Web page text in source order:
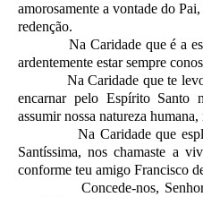
amorosamente a vontade do
redenção.
Na Caridade que é a
ardentemente estar sempre
Na Caridade que te levou
encarnar pelo Espírito
assumir nossa natureza
Na Caridade que
Santíssima, nos chamaste a
conforme teu amigo Francisco
Concede-nos, Senhor,